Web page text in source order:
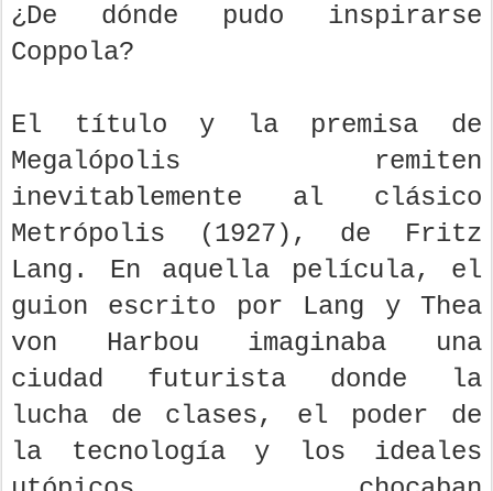
¿De dónde pudo inspirarse
Coppola?
El título y la premisa de
Megalópolis remiten
inevitablemente al clásico
Metrópolis (1927), de Fritz
Lang. En aquella película, el
guion escrito por Lang y Thea
von Harbou imaginaba una
ciudad futurista donde la
lucha de clases, el poder de
la tecnología y los ideales